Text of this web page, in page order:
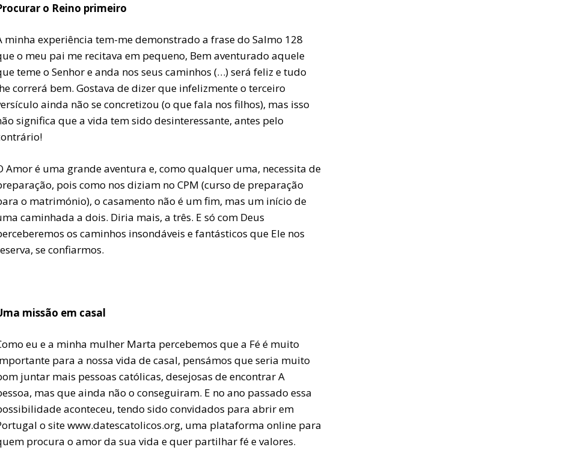
o Reino primeiro
minha experiência tem-me demonstrado a frase do Salmo 128
o meu pai me recitava em pequeno, Bem aventurado aquele
teme o Senhor e anda nos seus caminhos (…) será feliz e tudo
correrá bem. Gostava de dizer que infelizmente o terceiro
ainda não se concretizou (o que fala nos filhos), mas isso
significa que a vida tem sido desinteressante, antes pelo
Amor é uma grande aventura e, como qualquer uma, necessita de
pois como nos diziam no CPM (curso de preparação
o matrimónio), o casamento não é um fim, mas um início de
caminhada a dois. Diria mais, a três. E só com Deus
os caminhos insondáveis e fantásticos que Ele nos
se confiarmos.
missão em casal
eu e a minha mulher Marta percebemos que a Fé é muito
para a nossa vida de casal, pensámos que seria muito
juntar mais pessoas católicas, desejosas de encontrar A
mas que ainda não o conseguiram. E no ano passado essa
aconteceu, tendo sido convidados para abrir em
o site www.datescatolicos.org, uma plataforma online para
procura o amor da sua vida e quer partilhar fé e valores.